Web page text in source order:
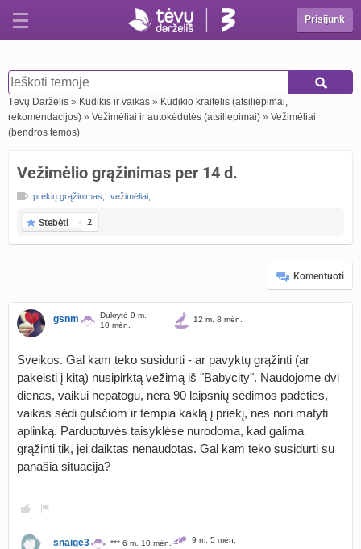
Prisijunk
Tėvų Darželis » Kūdikis ir vaikas » Kūdikio kraitelis (atsiliepimai,
rekomendacijos) » Vežimėliai ir autokėdutės (atsiliepimai) » Vežimėliai
(bendros temos)
Vežimėlio grąžinimas per 14 d.
prekių grąžinimas vežimėliai
Stebėti 2
Komentuoti
gsnm
Dukrytė 9 m.
10 mėn.
12 m. 8 mėn.
Sveikos. Gal kam teko susidurti - ar pavyktų grąžinti (ar
pakeisti į kitą) nusipirktą vežimą iš "Babycity". Naudojome dvi
dienas, vaikui nepatogu, nėra 90 laipsnių sėdimos padėties,
vaikas sėdi gulsčiom ir tempia kaklą į priekį, nes nori matyti
aplinką. Parduotuvės taisyklėse nurodoma, kad galima
grąžinti tik, jei daiktas nenaudotas. Gal kam teko susidurti su
panašia situacija?
snaigė3 *** 6 m. 10 mėn. 9 m. 5 mėn.